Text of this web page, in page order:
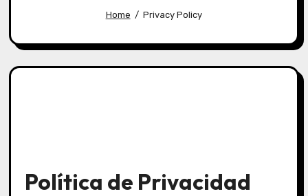
Home Privacy Policy
Política de Privacidad